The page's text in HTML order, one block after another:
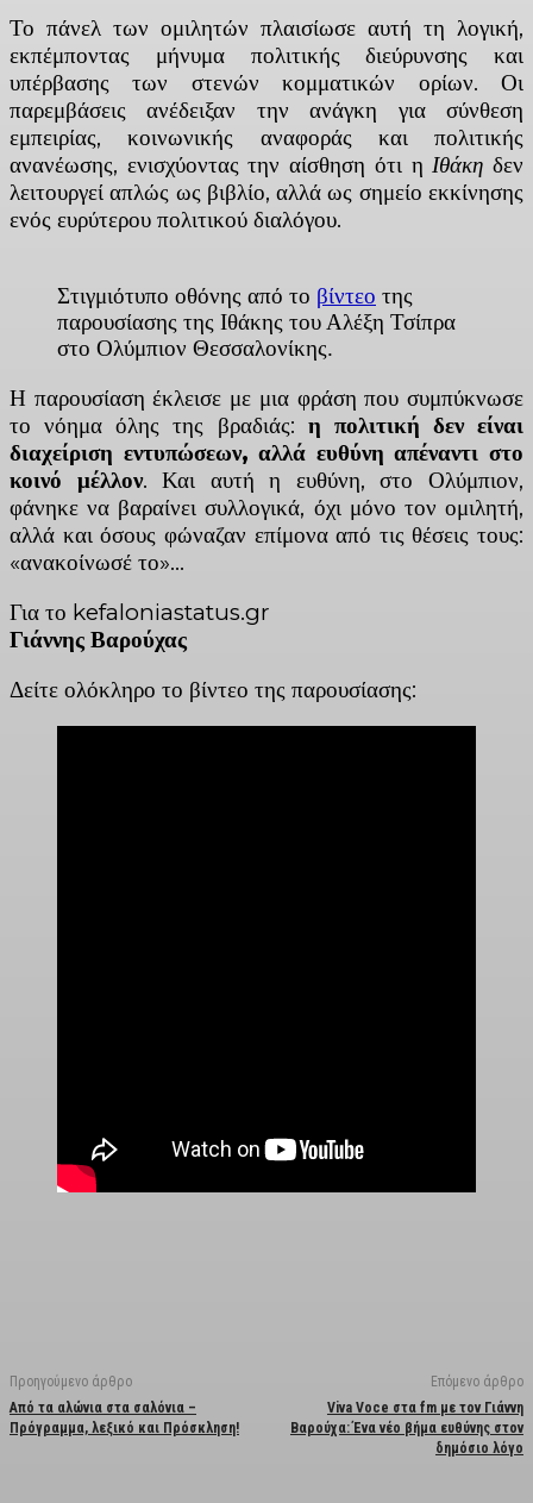
Το πάνελ των ομιλητών πλαισίωσε αυτή τη λογική,
εκπέμποντας μήνυμα πολιτικής διεύρυνσης και
υπέρβασης των στενών κομματικών ορίων. Οι
παρεμβάσεις ανέδειξαν την ανάγκη για σύνθεση
εμπειρίας, κοινωνικής αναφοράς και πολιτικής
ανανέωσης, ενισχύοντας την αίσθηση ότι η Ιθάκη δεν
λειτουργεί απλώς ως βιβλίο, αλλά ως σημείο εκκίνησης
ενός ευρύτερου πολιτικού διαλόγου.
Στιγμιότυπο οθόνης από το βίντεο της
παρουσίασης της Ιθάκης του Αλέξη Τσίπρα
στο Ολύμπιον Θεσσαλονίκης.
Η παρουσίαση έκλεισε με μια φράση που συμπύκνωσε
το νόημα όλης της βραδιάς: η πολιτική δεν είναι
διαχείριση εντυπώσεων, αλλά ευθύνη απέναντι στο
κοινό μέλλον. Και αυτή η ευθύνη, στο Ολύμπιον,
φάνηκε να βαραίνει συλλογικά, όχι μόνο τον ομιλητή,
αλλά και όσους φώναζαν επίμονα από τις θέσεις τους:
«ανακοίνωσέ το»…
Για το kefaloniastatus.gr
Γιάννης Βαρούχας
Δείτε ολόκληρο το βίντεο της παρουσίασης:
Προηγούμενο άρθρο
Από τα αλώνια στα σαλόνια –
Πρόγραμμα, λεξικό και Πρόσκληση!
Επόμενο άρθρο
Viva Voce στα fm με τον Γιάννη
Βαρούχα: Ένα νέο βήμα ευθύνης στον
δημόσιο λόγο